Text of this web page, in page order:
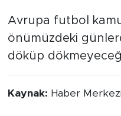
Avrupa futbol
önümüzdeki
döküp
Kaynak: Haber Merkezi